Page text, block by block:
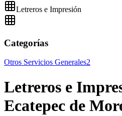
Letreros e Impresión
Categorías
Otros Servicios Generales2
Letreros e
Ecatepec de